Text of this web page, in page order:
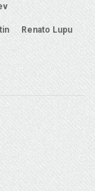
Renato Lupu